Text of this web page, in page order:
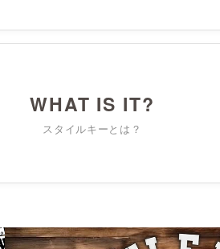
WHAT IS IT?
スタイルキーとは？